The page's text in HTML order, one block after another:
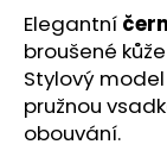
hvězdiček.
Elegantní
broušené
Stylový model
pružnou
obouvání.